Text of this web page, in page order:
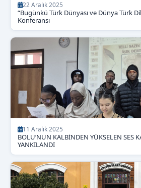
22 Aralık 2025
“Bugünkü Türk Dünyası ve Dünya Türk
Konferansı
11 Aralık 2025
BOLU’NUN KALBİNDEN YÜKSELEN SES
YANKILANDI